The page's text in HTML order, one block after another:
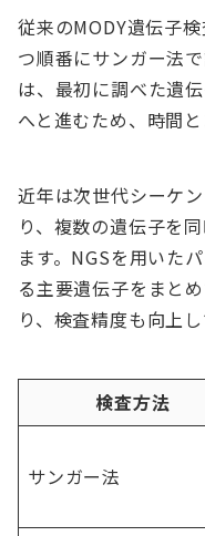
従来のMODY遺伝子
つ順番にサンガー法
は、最初に調べた遺
へと進むため、時間
近年は次世代シーケ
り、複数の遺伝子を
ます。NGSを用いた
る主要遺伝子をまと
り、検査精度も向上し
検査方法
サンガー法